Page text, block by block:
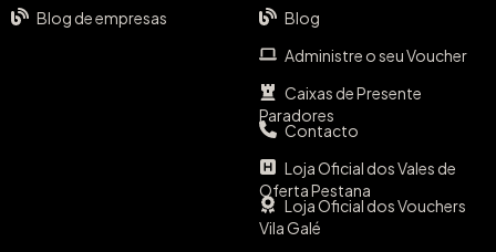
Blog de empresas
Blog
Administre o seu Voucher
Caixas de Presente
Paradores
Contacto
Loja Oficial dos Vales de
Oferta Pestana
Loja Oficial dos Vouchers
Vila Galé